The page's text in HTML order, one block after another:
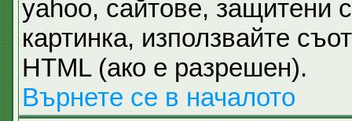
yahoo, сайтове, защитени
картинка, използвайте
HTML (ако е разрешен).
Върнете се в началото